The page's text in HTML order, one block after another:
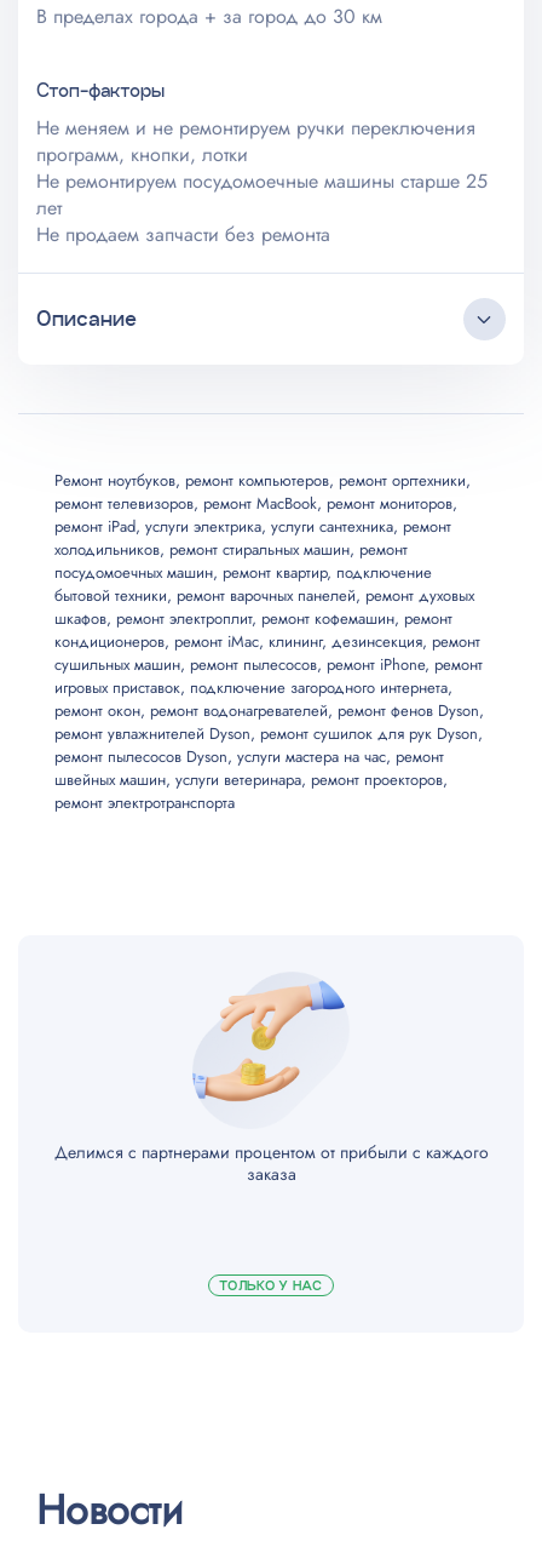
В пределах города + за город до 30 км
Стоп-факторы
Не меняем и не ремонтируем ручки переключения
программ, кнопки, лотки
Не ремонтируем посудомоечные машины старше 25
лет
Не продаем запчасти без ремонта
Описание
Мастер приезжает в удобное клиенту время
Длительная гарантия на услуги
Все запчасти и материалы в наличии
Возможны скидки до 20%
Ремонт ноутбуков, ремонт компьютеров, ремонт оргтехники,
ремонт телевизоров, ремонт MacBook, ремонт мониторов,
ремонт iPad, услуги электрика, услуги сантехника, ремонт
холодильников, ремонт стиральных машин, ремонт
посудомоечных машин, ремонт квартир, подключение
бытовой техники, ремонт варочных панелей, ремонт духовых
шкафов, ремонт электроплит, ремонт кофемашин, ремонт
кондиционеров, ремонт iMac, клининг, дезинсекция, ремонт
сушильных машин, ремонт пылесосов, ремонт iPhone, ремонт
игровых приставок, подключение загородного интернета,
ремонт окон, ремонт водонагревателей, ремонт фенов Dyson,
ремонт увлажнителей Dyson, ремонт сушилок для рук Dyson,
ремонт пылесосов Dyson, услуги мастера на час, ремонт
швейных машин, услуги ветеринара, ремонт проекторов,
ремонт электротранспорта
Делимся с партнерами процентом от прибыли с каждого
заказа
ТОЛЬКО У НАС
Новости